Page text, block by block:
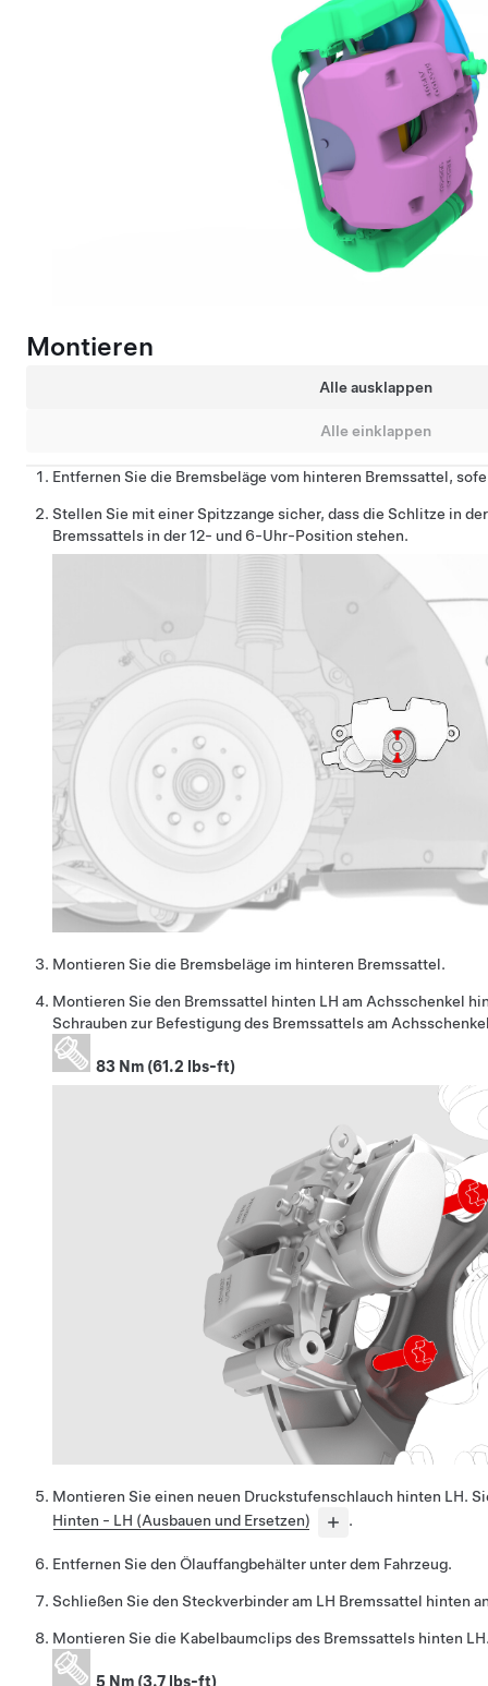
Montieren
Alle ausklappen
Alle einklappen
Entfernen Sie die Bremsbeläge vom hinteren Bremssattel,
Stellen Sie mit einer Spitzzange sicher, dass die Schlitze in
Bremssattels in der 12- und 6-Uhr-Position stehen.
Montieren Sie die Bremsbeläge im hinteren Bremssattel.
Montieren Sie den Bremssattel hinten LH am Achsschenkel
Schrauben zur Befestigung des Bremssattels am
83 Nm (61.2 lbs-ft)
Montieren Sie einen neuen Druckstufenschlauch hinten LH.
Hinten - LH (Ausbauen und Ersetzen)
.
Entfernen Sie den Ölauffangbehälter unter dem Fahrzeug.
Schließen Sie den Steckverbinder am LH Bremssattel hinten
Montieren Sie die Kabelbaumclips des Bremssattels hinten
5 Nm (3.7 lbs-ft)